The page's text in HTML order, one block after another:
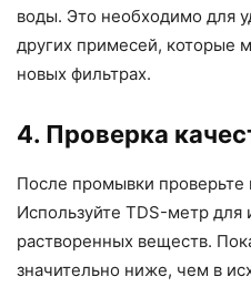
воды. Это необходимо для
других примесей, которые
новых фильтрах.
4. Проверка
После промывки
Используйте TDS-метр
растворенных веществ.
значительно ниже, чем в